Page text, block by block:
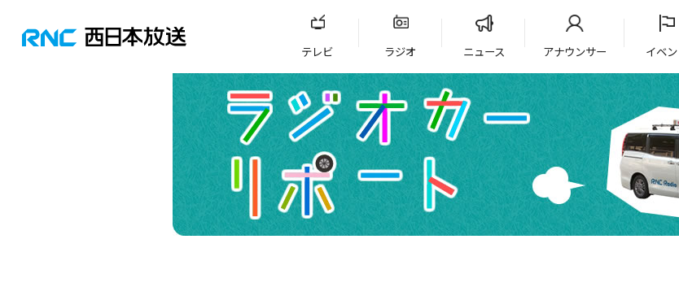
テレビ ラジオ ニュース アナウンサー イベ